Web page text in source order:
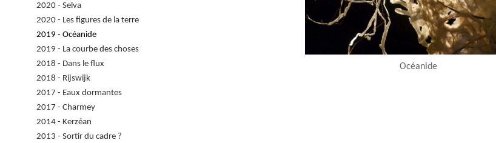
2020 - Selva
2020 - Les figures de la terre
2019 - Océanide
2019 - La courbe des choses
2018 - Dans le flux
2018 - Rijswijk
2017 - Eaux dormantes
2017 - Charmey
2014 - Kerzéan
2013 - Sortir du cadre ?
Océanide